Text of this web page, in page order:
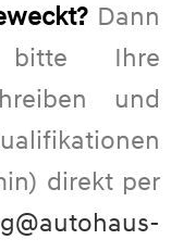
Dann
Ihre
und
direkt per